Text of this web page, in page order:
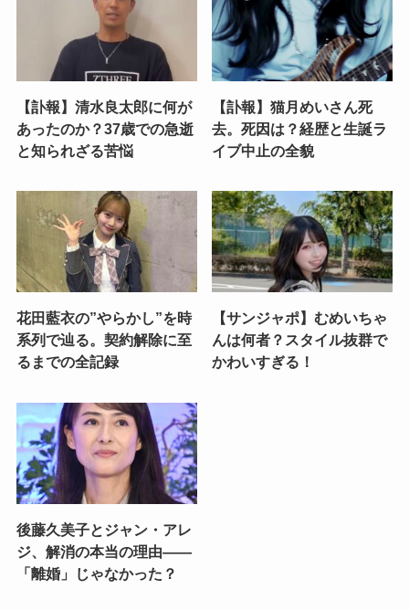
【訃報】清水良太郎に何が
あったのか？37歳での急逝
と知られざる苦悩
【訃報】猫月めいさん死
去。死因は？経歴と生誕ラ
イブ中止の全貌
花田藍衣の”やらかし”を時
系列で辿る。契約解除に至
るまでの全記録
【サンジャポ】むめいちゃ
んは何者？スタイル抜群で
かわいすぎる！
後藤久美子とジャン・アレ
ジ、解消の本当の理由——
「離婚」じゃなかった？